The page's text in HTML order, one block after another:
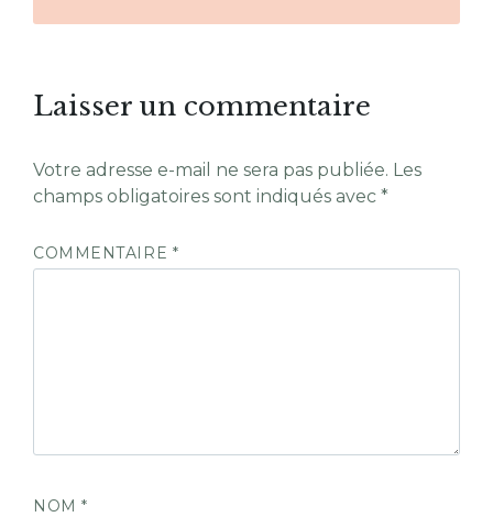
Laisser un commentaire
Votre adresse e-mail ne sera pas publiée. Les
champs obligatoires sont indiqués avec *
COMMENTAIRE *
NOM*